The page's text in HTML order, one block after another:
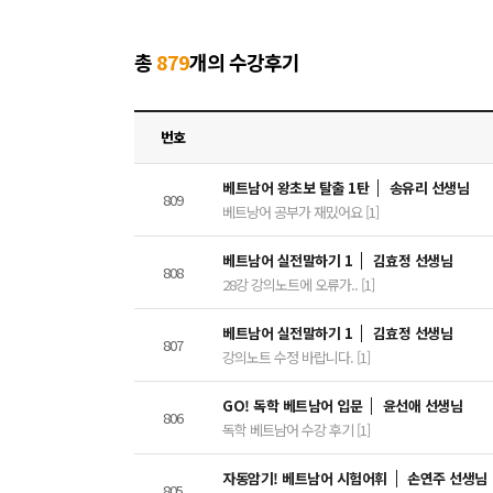
총879개의 수강후기
번호
809
베트남어 왕초보 탈출 1탄
송유리 선생님
베트낭어 공부가 재밌어요 [1]
808
베트남어 실전말하기 1
김효정 선생님
28강 강의노트에 오류가.. [1]
807
베트남어 실전말하기 1
김효정 선생님
강의노트 수정 바랍니다. [1]
806
GO! 독학 베트남어 입문
윤선애 선생님
독학 베트남어 수강 후기 [1]
자동암기! 베트남어 시험어휘
손연주 선생님